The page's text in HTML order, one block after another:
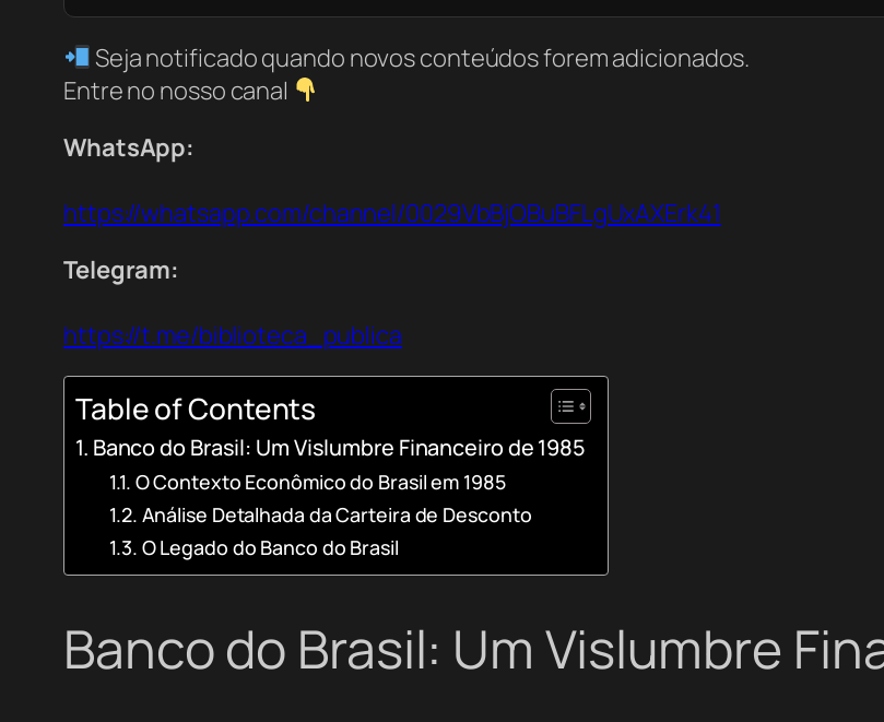
Seja notificado quando novos conteúdos forem adicionados.
Entre no nosso canal
WhatsApp:
https://whatsapp.com/channel/0029VbBjOBuBFLgUxAXErk41
Telegram:
https://t.me/biblioteca_publica
Table of Contents
Banco do Brasil: Um Vislumbre Financeiro de 1985
O Contexto Econômico do Brasil em 1985
Análise Detalhada da Carteira de Desconto
O Legado do Banco do Brasil
Banco do Brasil: Um Vislumbre